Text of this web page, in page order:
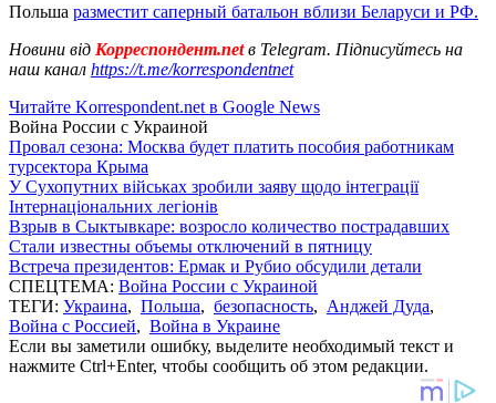
Польша разместит саперный батальон вблизи Беларуси и РФ.
Новини від Корреспондент.netв Telegram. Підписуйтесь на
наш канал https://t.me/korrespondentnet
Читайте Korrespondent.net в Google News
Война России с Украиной
Провал сезона: Москва будет платить пособия работникам
турсектора Крыма
У Сухопутних військах зробили заяву щодо інтеграції
Інтернаціональних легіонів
Взрыв в Сыктывкаре: возросло количество пострадавших
Стали известны объемы отключений в пятницу
Встреча президентов: Ермак и Рубио обсудили детали
СПЕЦТЕМА: Война России с Украиной
ТЕГИ: Украина, Польша, безопасность, Анджей Дуда,
Война с Россией, Война в Украине
Если вы заметили ошибку, выделите необходимый текст и
нажмите Ctrl+Enter, чтобы сообщить об этом редакции.